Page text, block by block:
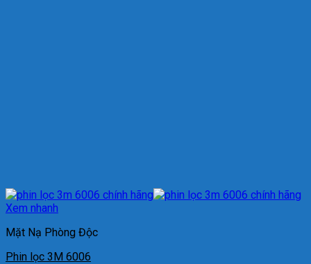
Xem nhanh
Mặt Nạ Phòng Độc
Phin lọc 3M 6006